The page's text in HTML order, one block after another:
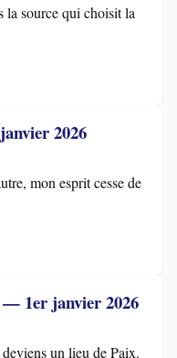
la source qui choisit la
2026
mon esprit cesse de
1er janvier 2026
un lieu de Paix.